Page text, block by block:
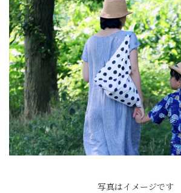
写真はイメージです